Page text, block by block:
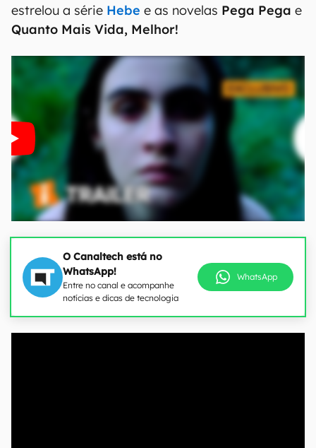
estrelou a série Hebe e as novelas Pega Pega e
Quanto Mais Vida, Melhor!
O Canaltech está no
WhatsApp!
Entre no canal e acompanhe
notícias e dicas de tecnologia
WhatsApp